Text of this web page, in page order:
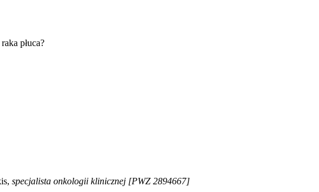
płuca?
specjalista onkologii klinicznej [PWZ 2894667]